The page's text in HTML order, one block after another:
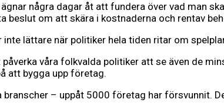
några dagar åt att fundera över vad man
beslut om att skära i kostnaderna och rentav
lättare när politiker hela tiden ritar om
våra folkvalda politiker att se även de
att bygga upp företag.
branscher – uppåt 5000 företag har försvunnit.